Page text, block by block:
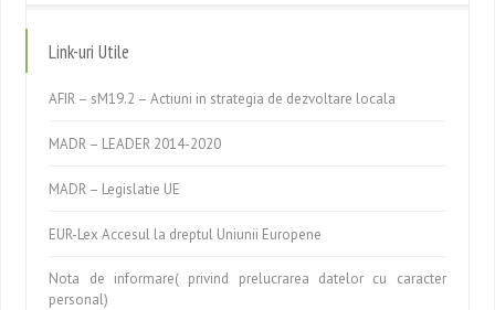
Link-uri Utile
AFIR – sM19.2 – Actiuni in strategia de dezvoltare locala
MADR – LEADER 2014-2020
MADR – Legislatie UE
EUR-Lex Accesul la dreptul Uniunii Europene
Nota de informare( privind prelucrarea datelor cu caracter
personal)